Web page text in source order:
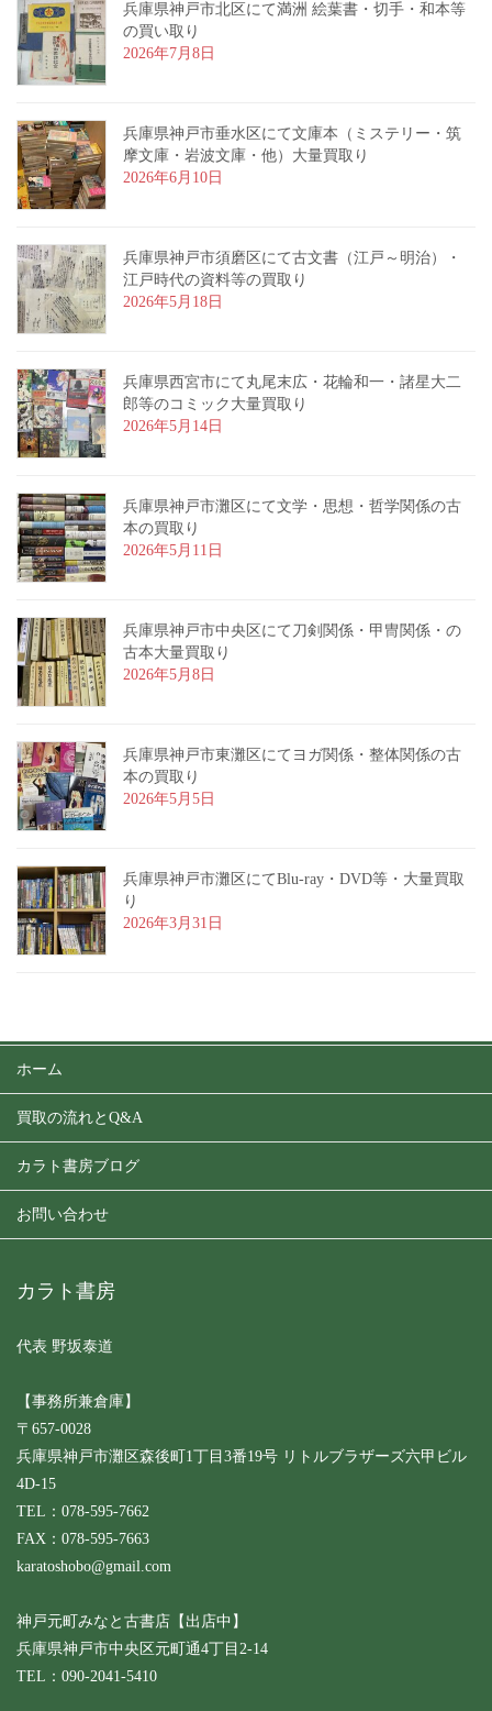
兵庫県神戸市北区にて満洲 絵葉書・切手・和本等
の買い取り
2026年7月8日
兵庫県神戸市垂水区にて文庫本（ミステリー・筑
摩文庫・岩波文庫・他）大量買取り
2026年6月10日
兵庫県神戸市須磨区にて古文書（江戸～明治）・
江戸時代の資料等の買取り
2026年5月18日
兵庫県西宮市にて丸尾末広・花輪和一・諸星大二
郎等のコミック大量買取り
2026年5月14日
兵庫県神戸市灘区にて文学・思想・哲学関係の古
本の買取り
2026年5月11日
兵庫県神戸市中央区にて刀剣関係・甲冑関係・の
古本大量買取り
2026年5月8日
兵庫県神戸市東灘区にてヨガ関係・整体関係の古
本の買取り
2026年5月5日
兵庫県神戸市灘区にてBlu-ray・DVD等・大量買取
り
2026年3月31日
ホーム
買取の流れとQ&A
カラト書房ブログ
お問い合わせ
カラト書房
代表 野坂泰道
【事務所兼倉庫】
〒657-0028
兵庫県神戸市灘区森後町1丁目3番19号 リトルブラザーズ六甲ビル
4D-15
TEL：078-595-7662
FAX：078-595-7663
karatoshobo@gmail.com
神戸元町みなと古書店【出店中】
兵庫県神戸市中央区元町通4丁目2-14
TEL：090-2041-5410